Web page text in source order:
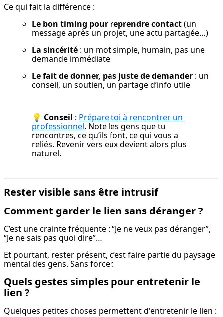
Ce qui fait la différence :
Le bon timing pour reprendre contact (un
message après un projet, une actu partagée…)
La sincérité : un mot simple, humain, pas une
demande immédiate
Le fait de donner, pas juste de demander : un
conseil, un soutien, un partage d’info utile
💡 Conseil : Prépare toi à rencontrer un
professionnel. Note les gens que tu
rencontres, ce qu’ils font, ce qui vous a
reliés. Revenir vers eux devient alors plus
naturel.
Rester visible sans être intrusif
Comment garder le lien sans déranger ?
C’est une crainte fréquente : “Je ne veux pas déranger”,
“Je ne sais pas quoi dire”…
Et pourtant, rester présent, c’est faire partie du paysage
mental des gens. Sans forcer.
Quels gestes simples pour entretenir le
lien ?
Quelques petites choses permettent d'entretenir le lien :